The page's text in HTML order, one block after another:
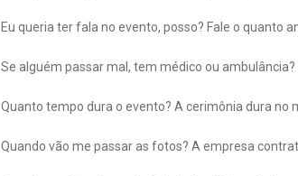
Eu queria ter fala no evento, posso? Fale o quanto
Se alguém passar mal, tem médico ou
Quanto tempo dura o evento? A cerimônia dura no
Quando vão me passar as fotos? A empresa